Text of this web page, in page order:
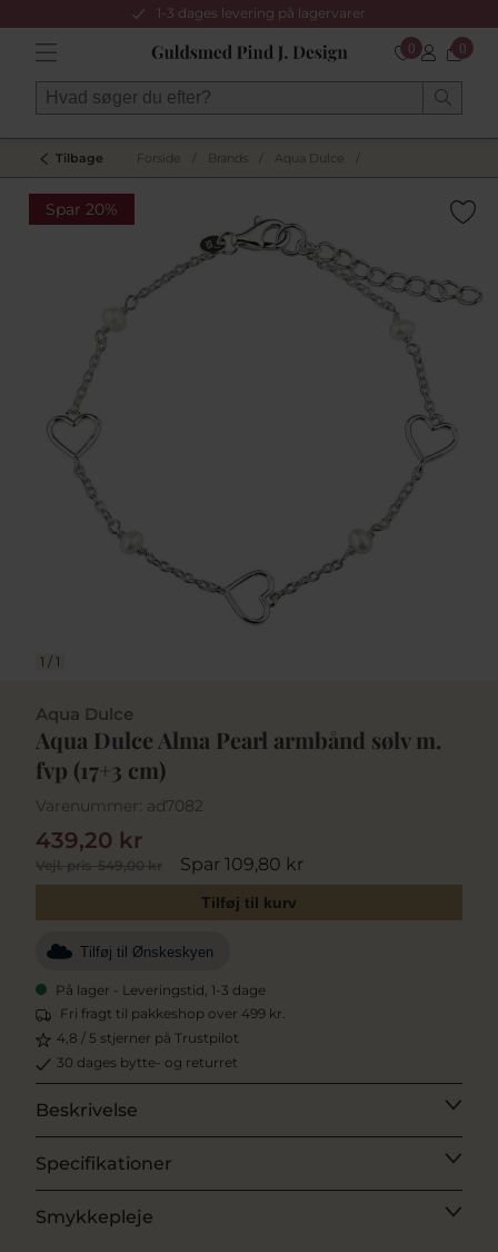
1-3 dages levering på lagervarer
0 0
Tilbage Forside Brands Aqua Dulce
Spar 20%
1 / 1
Aqua Dulce
Aqua Dulce Alma Pearl armbånd sølv m.
fvp (17+3 cm)
Varenummer: ad7082
Vejl. pris549,00 kr Spar 109,80 kr
439,20 kr
Tilføj til kurv
Tilføj til Ønskeskyen
På lager - Leveringstid, 1-3 dage
Fri fragt til pakkeshop over 499 kr.
4,8 / 5 stjerner på Trustpilot
30 dages bytte- og returret
Beskrivelse
Specifikationer
Smykkepleje